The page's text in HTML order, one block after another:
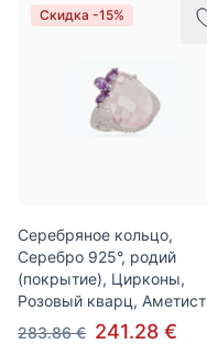
Скидка -15%
Серебряное кольцо,
Серебро 925°, родий
(покрытие), Цирконы,
Розовый кварц, Аметист
283.86 € 241.28 €